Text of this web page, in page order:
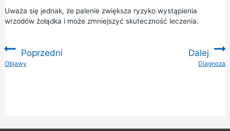
Uważa się jednak, że palenie zwiększa ryzyko wystąpienia
wrzodów żołądka i może zmniejszyć skuteczność leczenia.
Poprzedni
:Objawy
Dalej
Diagnoza